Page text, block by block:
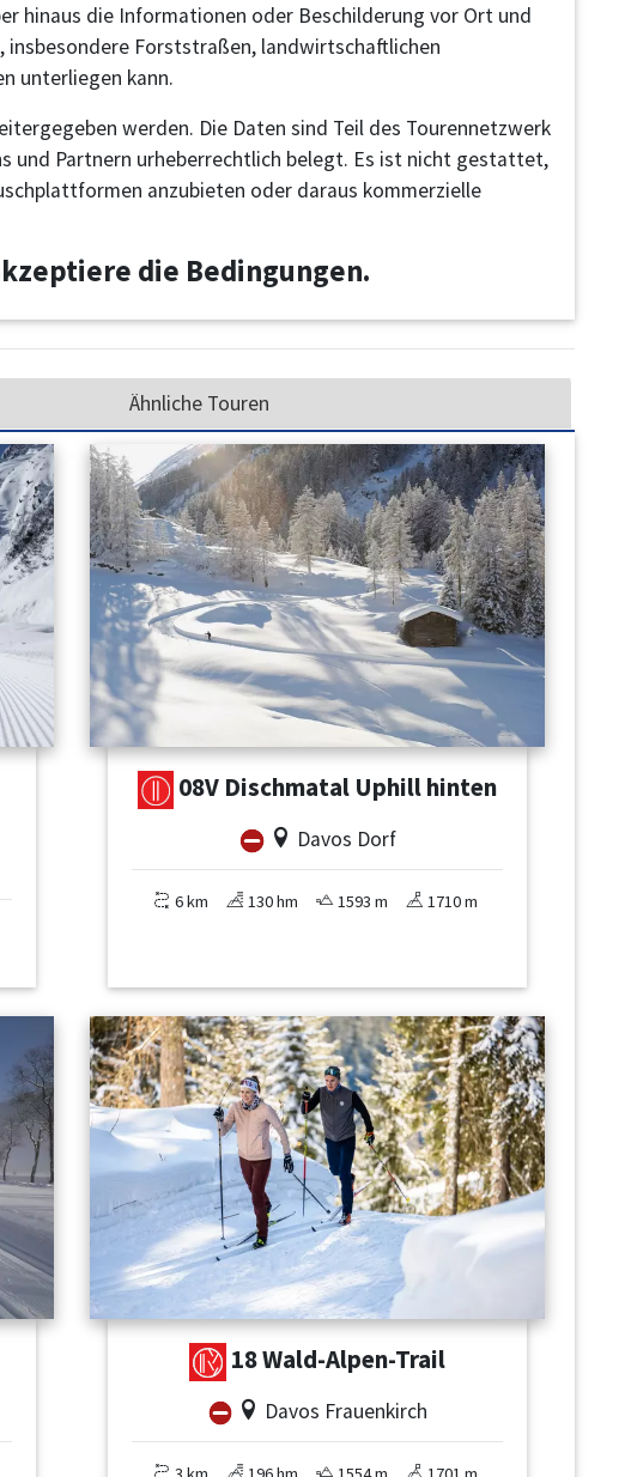
hinaus die Informationen oder Beschilderung vor Ort und
Forststraßen, landwirtschaftlichen
unterliegen kann.
werden. Die Daten sind Teil des Tourennetzwerk
und Partnern urheberrechtlich belegt. Es ist nicht gestattet,
anzubieten oder daraus kommerzielle
die Bedingungen.
Ähnliche Touren
08V Dischmatal Uphill hinten
Davos Dorf
6 km 130 hm 1593 m 1710 m
18 Wald-Alpen-Trail
Davos Frauenkirch